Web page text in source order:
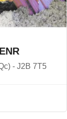
- J2B 7T5